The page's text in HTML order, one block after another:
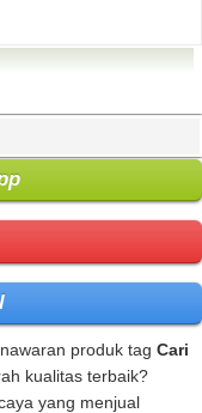
produk tag Cari
kualitas terbaik?
yang menjual